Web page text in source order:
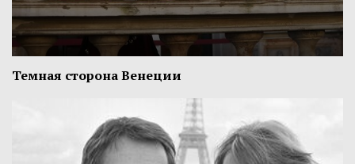
Темная сторона Венеции